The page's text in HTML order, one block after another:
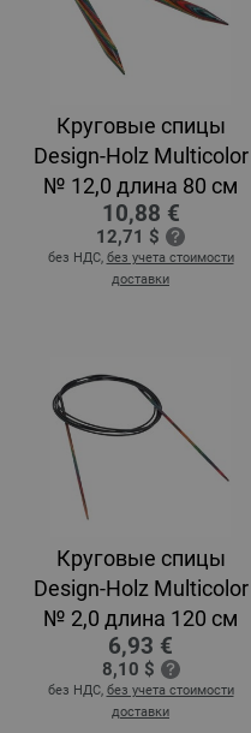
Круговые спицы
Design-Holz Multicolor
№ 12,0 длина 80 см
10,88 €
12,71 $
без НДС, без учета стоимости
доставки
Круговые спицы
Design-Holz Multicolor
№ 2,0 длина 120 см
6,93 €
8,10 $
без НДС, без учета стоимости
доставки